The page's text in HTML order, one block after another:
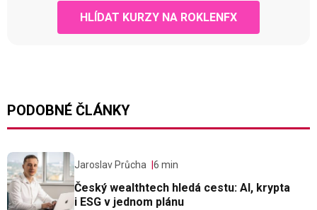
HLÍDAT KURZY NA ROKLENFX
PODOBNÉ ČLÁNKY
Jaroslav Průcha 6 min
Český wealthtech hledá cestu: AI, krypta
i ESG v jednom plánu